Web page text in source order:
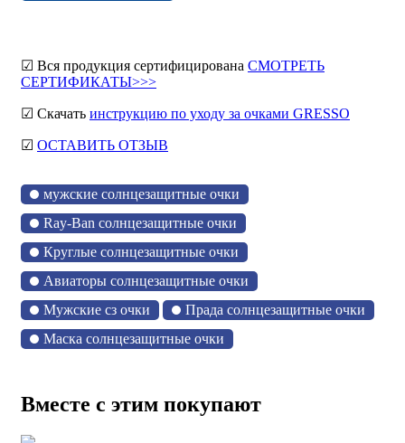
☑ Вся продукция сертифицирована СМОТРЕТЬ
СЕРТИФИКАТЫ>>>
☑ Скачать инструкцию по уходу за очками GRESSO
☑ ОСТАВИТЬ ОТЗЫВ
мужские солнцезащитные очки
Ray-Ban солнцезащитные очки
Круглые солнцезащитные очки
Авиаторы солнцезащитные очки
Мужские сз очки
Прада солнцезащитные очки
Маска солнцезащитные очки
Вместе с этим покупают